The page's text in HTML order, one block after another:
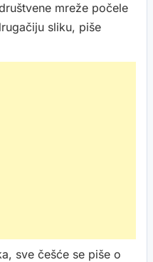
mreže počele
sliku, piše
sve češće se piše o